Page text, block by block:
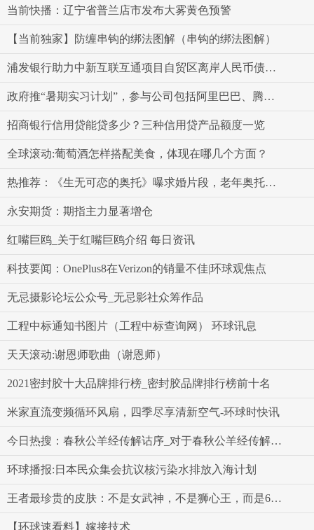
当前快播：辽宁省普兰店市发布大雾黄色预警
【当前独家】防缠串钩的绑法图解（串钩的绑法图解）
浦发银行助力中新互联互通项目自贸区离岸人民币债券发行-环球报道
政府推“暑期实习计划”，参与公司包括阿里巴巴、腾讯等_天天新消息
招商银行信用贷能贷多少？三种信用贷产品额度一览
全球滚动:葡萄酒怎样搭配美食，体现在哪几个方面？
热推荐：《生无可恋的奥托》曝求婚片段，老年奥托毒舌却情深
永安期货：期指主力显著增仓
红嘴巨鸥_关于红嘴巨鸥介绍 每日资讯
科技要闻：OnePlus8在Verizon的销量不佳|环球观焦点
无忌摄影论坛公众号_无忌影社众筹作品
工程中标通知书图片（工程中标查询网） 环球讯息
天天滚动:谢恩师歌曲（谢恩师）
2021密封胶十大品牌排行榜_密封胶品牌排行榜前十名
米家直流变频循环风扇，四季尽享清新空气-环球时快讯
今日热搜：春秋公羊经传解诂序_对于春秋公羊经传解诂序简单介绍
环球播报:日本民众集会抗议核污染水排放入海计划
王者最珍贵的皮肤：不是女武神，不是狮心王，而是60钻石的她！
【环球速看料】嫁接技术